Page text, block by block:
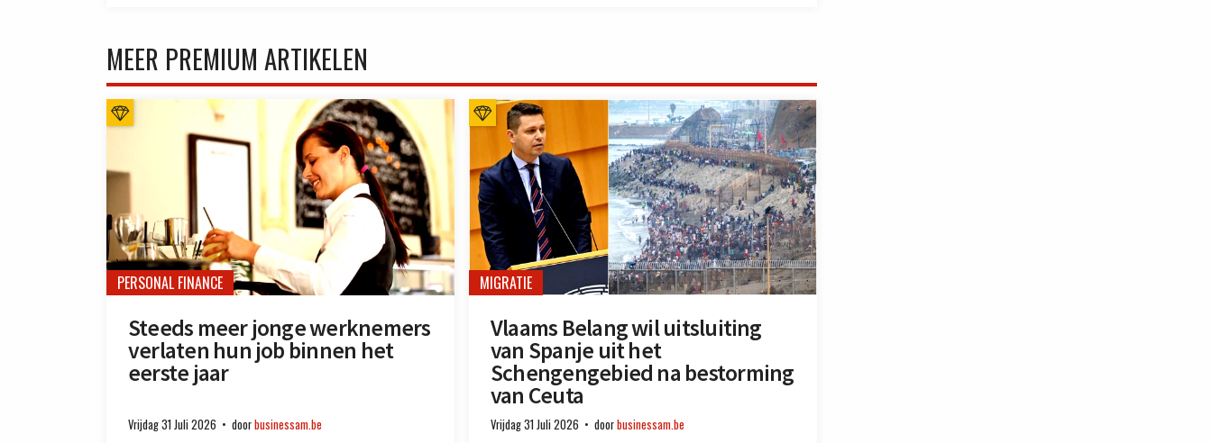
MEER PREMIUM ARTIKELEN
PERSONAL FINANCE
Steeds meer jonge werknemers
verlaten hun job binnen het
eerste jaar
Vrijdag 31 Juli 2026 doorbusinessam.be
MIGRATIE
Vlaams Belang wil uitsluiting
van Spanje uit het
Schengengebied na bestorming
van Ceuta
Vrijdag 31 Juli 2026 doorbusinessam.be